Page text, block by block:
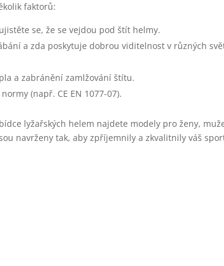
faktorů:
se, že se vejdou pod štít helmy.
a zda poskytuje dobrou viditelnost v různých
a zabránění zamlžování štítu.
(např. CE EN 1077-07).
lyžařských helem najdete modely pro ženy,
navrženy tak, aby zpříjemnily a zkvalitnily váš